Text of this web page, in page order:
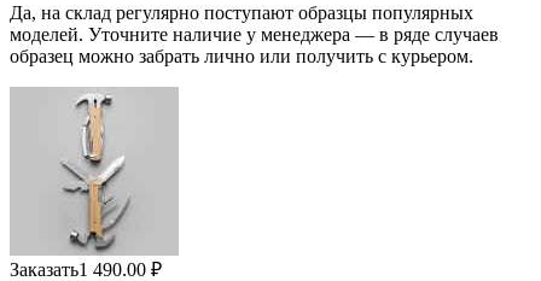
Да, на склад регулярно поступают образцы популярных
моделей. Уточните наличие у менеджера — в ряде случаев
образец можно забрать лично или получить с курьером.
Заказать1 490.00 ₽